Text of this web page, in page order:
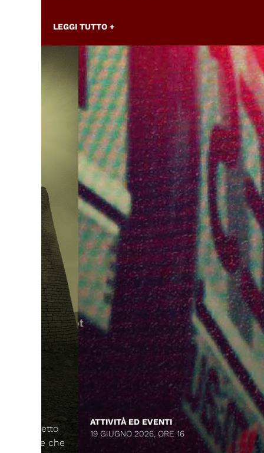
LEGGI TUTTO +
ATTIVITÀ ED EVENTI
19 GIUGNO 2026, ORE 16